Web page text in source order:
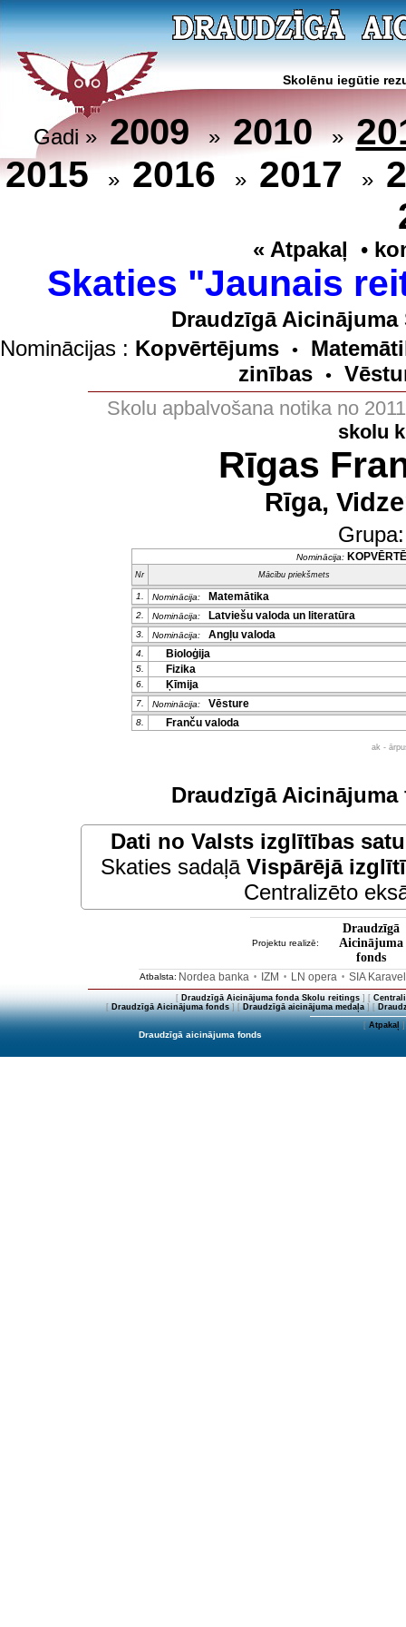
Skolēnu iegūtie
Gadi »2009»2010»
2015 » 2016 » 2017 »
« Atpakaļ •
Skaties "Jaunais
Draudzīgā
Nominācijas : Kopvērtējums •
zinības
•
Skolu apbalvošana notika no
skolu
Rīgas
Rīga,
Nominācija:
Nr Mācību priekšmets
1. Nominācija: Matemātika
2. Nominācija: Latviešu valoda un literatūra
3. Nominācija: Angļu valoda
4. Bioloģija
5. Fizika
6. Ķīmija
7. Nominācija: Vēsture
8. Franču valoda
ak -
Draudzīgā
Dati no Valsts izglītības
Skaties sadaļā Vispārējā
Centralizēto
Projektu realizē:
Draudzīgā
Aicinājuma
fonds
Atbalsta: Nordea banka • IZM • LN opera • SIA
[ Draudzīgā Aicinājuma fonda Skolu reitings] [
[Draudzīgā Aicinājuma fonds] [Draudzīgā aicinājuma medaļa] [
[Atpakaļ]
Draudzīgā aicinājuma fonds